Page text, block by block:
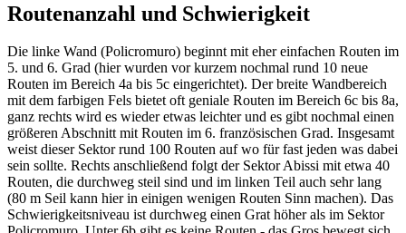
Routenanzahl und Schwierigkeit
Die linke Wand (Policromuro) beginnt mit eher einfachen Routen im
5. und 6. Grad (hier wurden vor kurzem nochmal rund 10 neue
Routen im Bereich 4a bis 5c eingerichtet). Der breite Wandbereich
mit dem farbigen Fels bietet oft geniale Routen im Bereich 6c bis 8a,
ganz rechts wird es wieder etwas leichter und es gibt nochmal einen
größeren Abschnitt mit Routen im 6. französischen Grad. Insgesamt
weist dieser Sektor rund 100 Routen auf wo für fast jeden was dabei
sein sollte. Rechts anschließend folgt der Sektor Abissi mit etwa 40
Routen, die durchweg steil sind und im linken Teil auch sehr lang
(80 m Seil kann hier in einigen wenigen Routen Sinn machen). Das
Schwierigkeitsniveau ist durchweg einen Grat höher als im Sektor